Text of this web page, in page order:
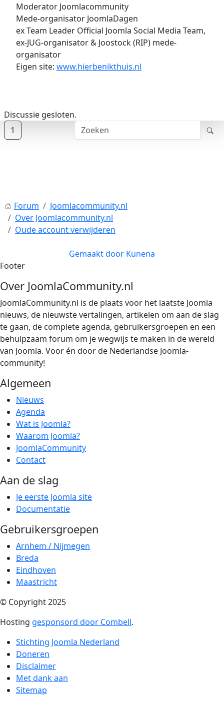
Moderator Joomlacommunity
Mede-organisator JoomlaDagen
ex Team Leader Official Joomla Social Media Team,
ex-JUG-organisator & Joostock (RIP) mede-
organisator
Eigen site: www.hierbenikthuis.nl
Discussie gesloten.
1
Forum
Joomlacommunity.nl
Over Joomlacommunity.nl
Oude account verwijderen
Gemaakt door Kunena
Footer
Over JoomlaCommunity.nl
JoomlaCommunity.nl is de plaats voor het laatste Joomla
nieuws, de nieuwste vertalingen, artikelen om aan de slag
te gaan, de complete agenda, gebruikersgroepen en een
behulpzaam forum om je wegwijs te maken in de wereld
van Joomla. Voor én door de Nederlandse Joomla-
community!
Algemeen
Nieuws
Agenda
Wat is Joomla?
Waarom Joomla?
JoomlaCommunity
Contact
Aan de slag
Je eerste Joomla site
Documentatie
Gebruikersgroepen
Arnhem / Nijmegen
Breda
Eindhoven
Maastricht
© Copyright 2025
Hosting gesponsord door Combell.
Stichting Joomla Nederland
Doneren
Disclaimer
Met dank aan
Sitemap